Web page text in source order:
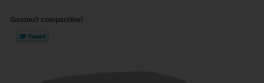
Gostou? compartilhe!